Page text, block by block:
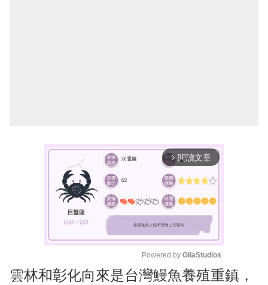
arrow_forward_ios 閱讀文章
M
Powered by GliaStudios
雲林和彰化向來是台灣鰻魚養殖重鎮，